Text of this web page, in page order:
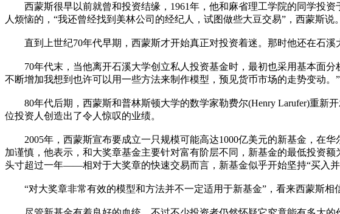
西蒙斯很早以前就曾和投资结缘，1961年，他和麻省理工学院的同学投资
人烦恼的，“我还曾经找到美林公司的经纪人，试图做些大豆交易”，西蒙斯说。
直到上世纪70年代早期，西蒙斯才开始真正对投资着迷。那时他还在石溪
70年代末，当他离开石溪大学创立私人投资基金时，最初也采用基本面分
不断增加我想到也许可以用一些方法来制作模型，预见货币市场的走势变动。”
80年代后期，西蒙斯和普林斯顿大学的数学家勒费尔(Henry Larufer)重新
位投资人创造出了令人惊叹的业绩。
2005年，西蒙斯宣布要成立一只规模可能高达1000亿美元的新基金，在华
加谨慎，他表示，和大奖章基金主要针对富有阶层不同，新基金的最低投资
头寸超过一年——相对于大奖章的快速交易而言，新基金似乎开始坚持“买入并
“对大奖章非常有效的模型和方法并不一定适用于新基金”，看来西蒙斯相